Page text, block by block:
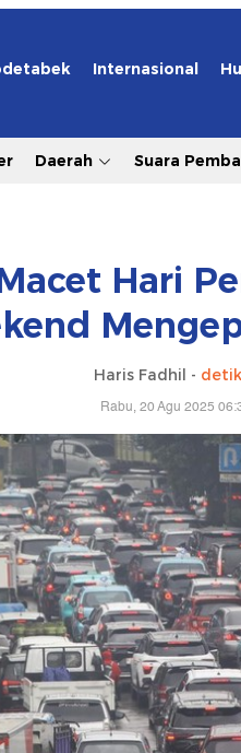
Internasional
Daerah Suara
Hari
Haris Fadhil -
Rabu, 20 Agu 2025